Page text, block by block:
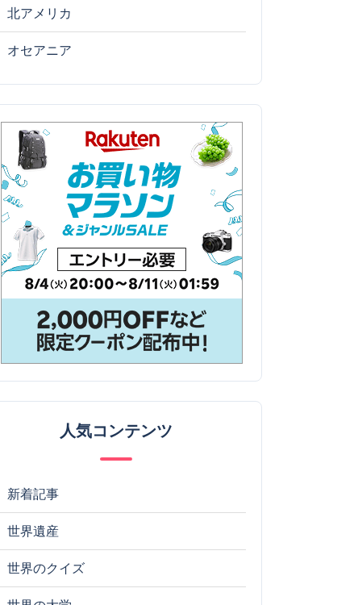
北アメリカ
オセアニア
人気コンテンツ
新着記事
世界遺産
世界のクイズ